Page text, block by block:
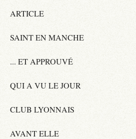
ARTICLE
SAINT EN MANCHE
... ET APPROUVÉ
QUI A VU LE JOUR
CLUB LYONNAIS
AVANT ELLE